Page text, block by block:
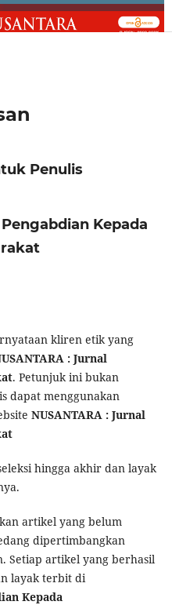
Penulis
Kepada
kliren etik yang
: Jurnal
. Petunjuk ini bukan
dapat menggunakan
NUSANTARA : Jurnal
hingga akhir dan layak
artikel yang belum
dipertimbangkan
Setiap artikel yang berhasil
layak terbit di
Kepada